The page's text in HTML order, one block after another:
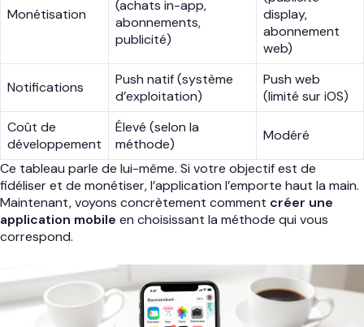
Monétisation
(achats in-app,
abonnements,
publicité)
display,
abonnement
web)
Notifications
Push natif (système
d’exploitation)
Push web
(limité sur iOS)
Coût de
développement
Élevé (selon la
méthode)
Modéré
Ce tableau parle de lui-même. Si votre objectif est de
fidéliser et de monétiser, l’application l’emporte haut la main.
Maintenant, voyons concrètement comment créer une
application mobile en choisissant la méthode qui vous
correspond.